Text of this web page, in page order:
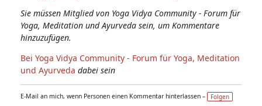
Sie müssen Mitglied von Yoga Vidya Community - Forum für
Yoga, Meditation und Ayurveda sein, um Kommentare
hinzuzufügen.
Bei Yoga Vidya Community - Forum für Yoga, Meditation
und Ayurveda dabei sein
E-Mail an mich, wenn Personen einen Kommentar hinterlassen – Folgen